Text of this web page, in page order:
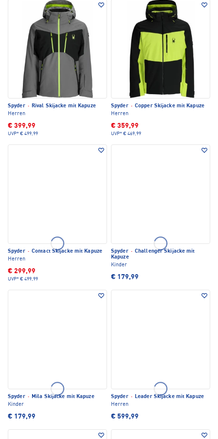
Spyder · Rival Skijacke mit Kapuze
Herren
€ 399,99
UVP* € 499,99
Spyder · Copper Skijacke mit Kapuze
Herren
€ 359,99
UVP* € 469,99
Spyder · Contact Skijacke mit Kapuze
Herren
€ 299,99
UVP* € 499,99
Spyder · Challenger Skijacke mit
Kapuze
Kinder
€ 179,99
Spyder · Mila Skijacke mit Kapuze
Kinder
€ 179,99
Spyder · Leader Skijacke mit Kapuze
Herren
€ 599,99